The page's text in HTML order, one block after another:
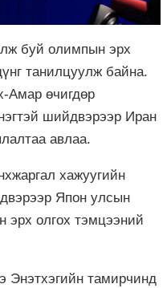
буй олимпын эрх
танилцуулж байна.
өчигдөр
шийдвэрээр Иран
авлаа.
хажуугийн
Япон улсын
эрх олгох тэмцээний
тамирчинд